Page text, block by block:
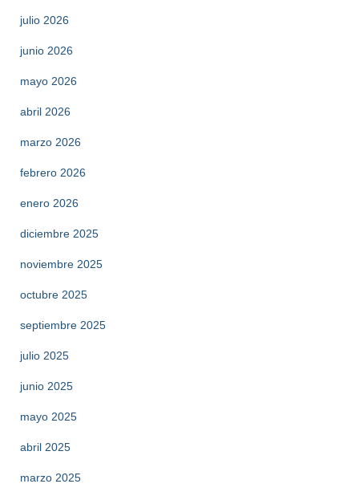
julio 2026
junio 2026
mayo 2026
abril 2026
marzo 2026
febrero 2026
enero 2026
diciembre 2025
noviembre 2025
octubre 2025
septiembre 2025
julio 2025
junio 2025
mayo 2025
abril 2025
marzo 2025